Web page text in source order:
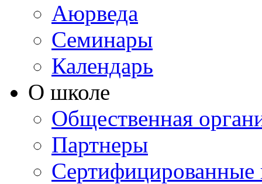
Аюрведа
Семинары
Календарь
О школе
Общественная
Партнеры
Сертифицированные